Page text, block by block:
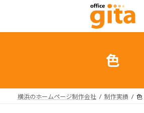
ン
ー
色
横浜のホームページ制作会社 制作実績 色